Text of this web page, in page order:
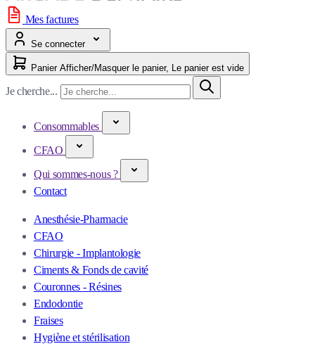
Mes factures
Se connecter
Panier Afficher/Masquer le panier, Le panier est vide
Je cherche...
Consommables
CFAO
Qui sommes-nous ?
Contact
Anesthésie-Pharmacie
CFAO
Chirurgie - Implantologie
Ciments & Fonds de cavité
Couronnes - Résines
Endodontie
Fraises
Hygiène et stérilisation